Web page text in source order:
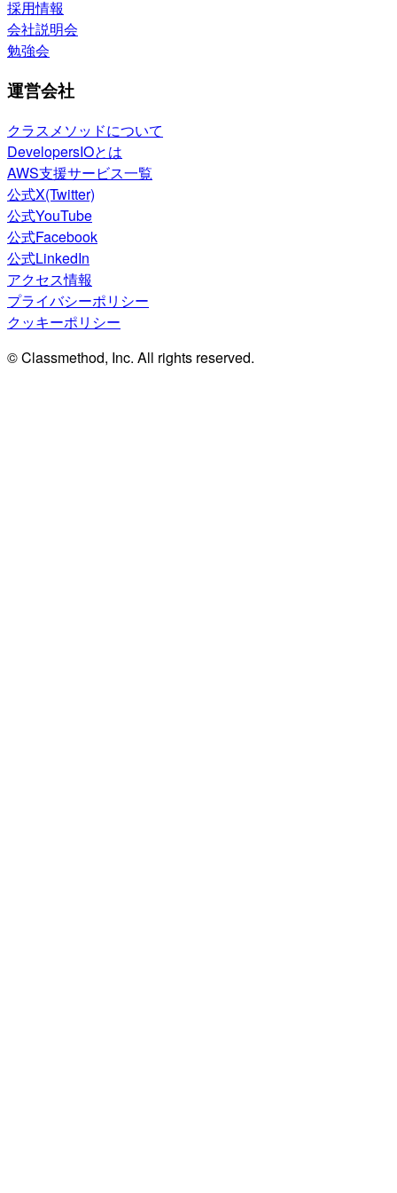
採用情報
会社説明会
勉強会
運営会社
クラスメソッドについて
DevelopersIOとは
AWS支援サービス一覧
公式X(Twitter)
公式YouTube
公式Facebook
公式LinkedIn
アクセス情報
プライバシーポリシー
クッキーポリシー
© Classmethod, Inc. All rights reserved.